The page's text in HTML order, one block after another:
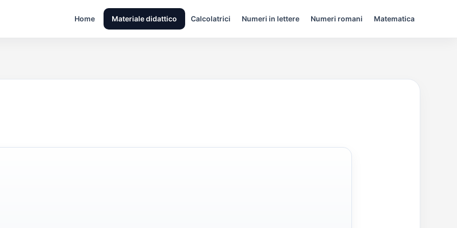
Home Materiale didattico Calcolatrici Numeri in lettere Numeri romani Matematica